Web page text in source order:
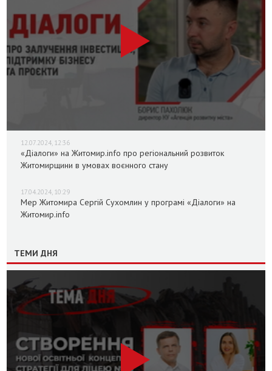
12.07.2024, 12:36
«Діалоги» на Житомир.info про регіональний розвиток
Житомирщини в умовах воєнного стану
17.04.2024, 10:29
Мер Житомира Сергій Сухомлин у програмі «Діалоги» на
Житомир.info
ТЕМИ ДНЯ